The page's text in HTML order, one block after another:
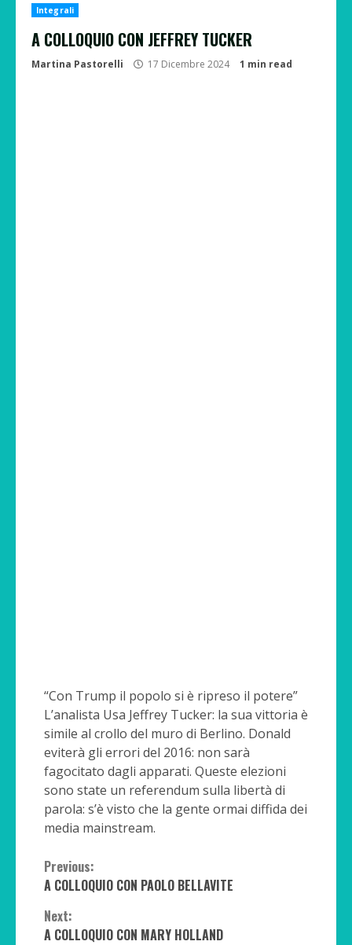
Integrali
A COLLOQUIO CON JEFFREY TUCKER
Martina Pastorelli 17 Dicembre 2024 1 min read
“Con Trump il popolo si è ripreso il potere”
L’analista Usa Jeffrey Tucker: la sua vittoria è
simile al crollo del muro di Berlino. Donald
eviterà gli errori del 2016: non sarà
fagocitato dagli apparati. Queste elezioni
sono state un referendum sulla libertà di
parola: s’è visto che la gente ormai diffida dei
media mainstream.
Continue
Reading
Previous:
A COLLOQUIO CON PAOLO BELLAVITE
Next:
A COLLOQUIO CON MARY HOLLAND